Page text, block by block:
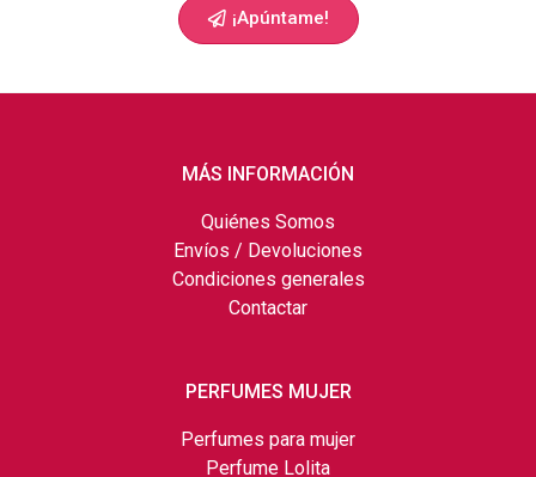
¡Apúntame!
MÁS INFORMACIÓN
Quiénes Somos
Envíos / Devoluciones
Condiciones generales
Contactar
PERFUMES MUJER
Perfumes para mujer
Perfume Lolita